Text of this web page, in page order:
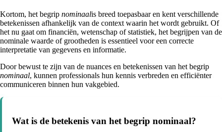
Kortom, het begrip nominaalis breed toepasbaar en kent verschillende
betekenissen afhankelijk van de context waarin het wordt gebruikt. Of
het nu gaat om financiën, wetenschap of statistiek, het begrijpen van de
nominale waarde of grootheden is essentieel voor een correcte
interpretatie van gegevens en informatie.
Door bewust te zijn van de nuances en betekenissen van het begrip
nominaal, kunnen professionals hun kennis verbreden en efficiënter
communiceren binnen hun vakgebied.
Wat is de betekenis van het begrip nominaal?